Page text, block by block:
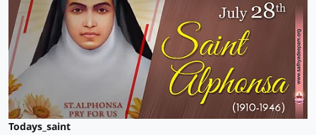
Todays_saint